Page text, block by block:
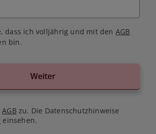
dass ich volljährig und mit den AGB
bin.
Weiter
AGB zu. Die Datenschutzhinweise
einsehen.